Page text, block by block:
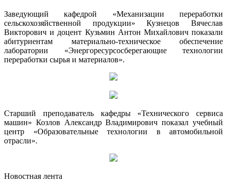
Заведующий кафедрой «Механизации переработки
сельскохозяйственной продукции» Кузнецов Вячеслав
Викторович и доцент Кузьмин Антон Михайлович показали
абитуриентам материально-техническое обеспечение
лаборатории «Энергоресурсосберегающие технологии
переработки сырья и материалов».
Старший преподаватель кафедры «Технического сервиса
машин» Козлов Александр Владимирович показал учебный
центр «Образовательные технологии в автомобильной
отрасли».
Новостная лента